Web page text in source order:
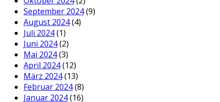
September 2024(9)
August 2024(4)
Juli 2024(1)
Juni 2024(2)
Mai 2024(3)
April 2024(12)
März 2024(13)
Februar 2024(8)
Januar 2024(16)